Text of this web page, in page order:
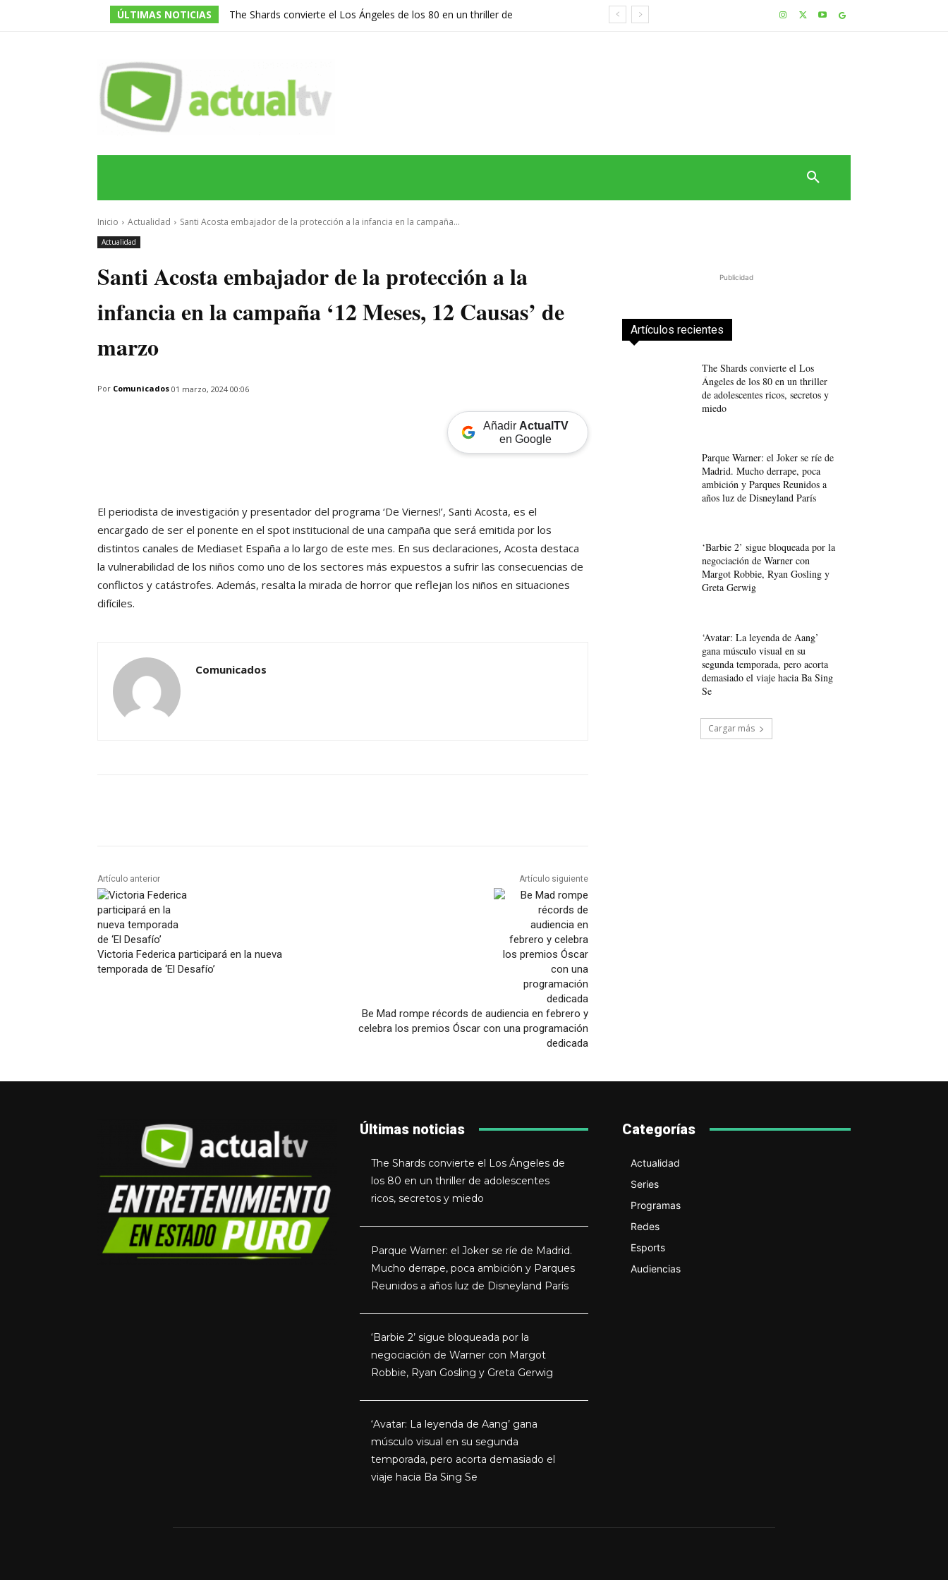
ÚLTIMAS NOTICIAS
The Shards convierte el Los Ángeles de los 80 en un thriller de
Inicio Actualidad Santi Acosta embajador de la protección a la infancia en la campaña...
Actualidad
Santi Acosta embajador de la protección a la
infancia en la campaña ‘12 Meses, 12 Causas’ de
marzo
Por Comunicados 01 marzo, 2024 00:06
Añadir ActualTV
en Google
El periodista de investigación y presentador del programa ‘De Viernes!’, Santi Acosta, es el
encargado de ser el ponente en el spot institucional de una campaña que será emitida por los
distintos canales de Mediaset España a lo largo de este mes. En sus declaraciones, Acosta destaca
la vulnerabilidad de los niños como uno de los sectores más expuestos a sufrir las consecuencias de
conflictos y catástrofes. Además, resalta la mirada de horror que reflejan los niños en situaciones
difíciles.
Comunicados
Artículo anterior
Victoria Federica participará en la nueva
temporada de ‘El Desafío’
Artículo siguiente
Be Mad rompe récords de audiencia en febrero y
celebra los premios Óscar con una programación
dedicada
Publicidad
Artículos recientes
The Shards convierte el Los
Ángeles de los 80 en un thriller
de adolescentes ricos, secretos y
miedo
Parque Warner: el Joker se ríe de
Madrid. Mucho derrape, poca
ambición y Parques Reunidos a
años luz de Disneyland París
‘Barbie 2’ sigue bloqueada por la
negociación de Warner con
Margot Robbie, Ryan Gosling y
Greta Gerwig
‘Avatar: La leyenda de Aang’
gana músculo visual en su
segunda temporada, pero acorta
demasiado el viaje hacia Ba Sing
Se
Cargar más
Últimas noticias
The Shards convierte el Los Ángeles de
los 80 en un thriller de adolescentes
ricos, secretos y miedo
Parque Warner: el Joker se ríe de Madrid.
Mucho derrape, poca ambición y Parques
Reunidos a años luz de Disneyland París
‘Barbie 2’ sigue bloqueada por la
negociación de Warner con Margot
Robbie, Ryan Gosling y Greta Gerwig
‘Avatar: La leyenda de Aang’ gana
músculo visual en su segunda
temporada, pero acorta demasiado el
viaje hacia Ba Sing Se
Categorías
Actualidad
Series
Programas
Redes
Esports
Audiencias